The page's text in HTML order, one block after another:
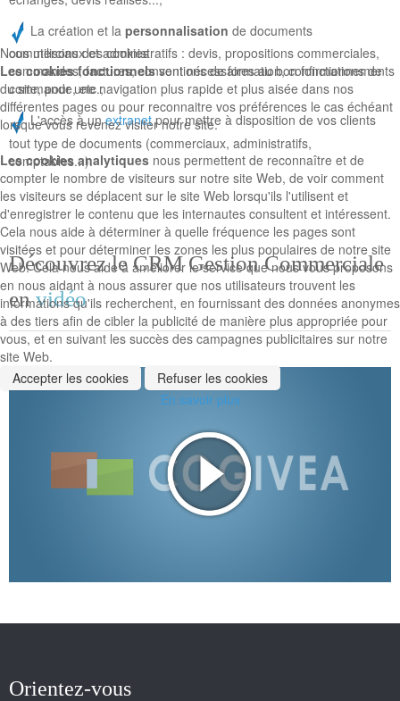
La création et la personnalisation de documents
commerciaux et administratifs : devis, propositions commerciales,
commandes, factures, conventions de formation, confirmations de
commande, etc.;
L'accès à unextranetpour mettre à disposition de vos clients
tout type de documents (commerciaux, administratifs,
comptables...).
Découvrez le CRM Gestion Commerciale
envidéo
Orientez-vous
Nous utilisons des cookies
Les cookies fonctionnelssont nécessaires au bon fonctionnements
du site, pour une navigation plus rapide et plus aisée dans nos
différentes pages ou pour reconnaitre vos préférences le cas échéant
lorsque vous revenez visiter notre site.
Les cookies analytiques nous permettent de reconnaître et de
compter le nombre de visiteurs sur notre site Web, de voir comment
les visiteurs se déplacent sur le site Web lorsqu'ils l'utilisent et
d'enregistrer le contenu que les internautes consultent et intéressent.
Cela nous aide à déterminer à quelle fréquence les pages sont
visitées et pour déterminer les zones les plus populaires de notre site
Web. Cela nous aide à améliorer le service que nous vous proposons
en nous aidant à nous assurer que nos utilisateurs trouvent les
informations qu'ils recherchent, en fournissant des données anonymes
à des tiers afin de cibler la publicité de manière plus appropriée pour
vous, et en suivant les succès des campagnes publicitaires sur notre
site Web.
Accepter les cookies
Refuser les cookies
En savoir plus